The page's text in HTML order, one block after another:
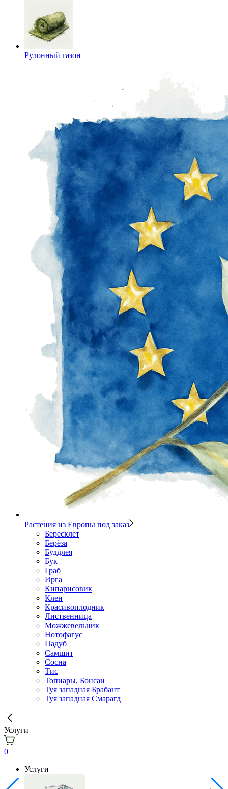
Рулонный газон
Растения из Европы под заказ
Бересклет
Берёза
Буддлея
Бук
Граб
Ирга
Кипарисовик
Клен
Красивоплодник
Лиственница
Можжевельник
Нотофагус
Падуб
Самшит
Сосна
Тис
Топиары, Бонсаи
Туя западная Брабант
Туя западная Смарагд
Услуги
0
Услуги